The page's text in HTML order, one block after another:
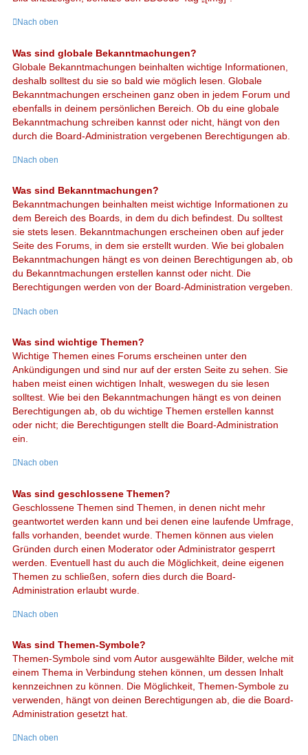
Nach oben
Was sind globale Bekanntmachungen?
Globale Bekanntmachungen beinhalten wichtige Informationen,
deshalb solltest du sie so bald wie möglich lesen. Globale
Bekanntmachungen erscheinen ganz oben in jedem Forum und
ebenfalls in deinem persönlichen Bereich. Ob du eine globale
Bekanntmachung schreiben kannst oder nicht, hängt von den
durch die Board-Administration vergebenen Berechtigungen ab.
Nach oben
Was sind Bekanntmachungen?
Bekanntmachungen beinhalten meist wichtige Informationen zu
dem Bereich des Boards, in dem du dich befindest. Du solltest
sie stets lesen. Bekanntmachungen erscheinen oben auf jeder
Seite des Forums, in dem sie erstellt wurden. Wie bei globalen
Bekanntmachungen hängt es von deinen Berechtigungen ab, ob
du Bekanntmachungen erstellen kannst oder nicht. Die
Berechtigungen werden von der Board-Administration vergeben.
Nach oben
Was sind wichtige Themen?
Wichtige Themen eines Forums erscheinen unter den
Ankündigungen und sind nur auf der ersten Seite zu sehen. Sie
haben meist einen wichtigen Inhalt, weswegen du sie lesen
solltest. Wie bei den Bekanntmachungen hängt es von deinen
Berechtigungen ab, ob du wichtige Themen erstellen kannst
oder nicht; die Berechtigungen stellt die Board-Administration
ein.
Nach oben
Was sind geschlossene Themen?
Geschlossene Themen sind Themen, in denen nicht mehr
geantwortet werden kann und bei denen eine laufende Umfrage,
falls vorhanden, beendet wurde. Themen können aus vielen
Gründen durch einen Moderator oder Administrator gesperrt
werden. Eventuell hast du auch die Möglichkeit, deine eigenen
Themen zu schließen, sofern dies durch die Board-
Administration erlaubt wurde.
Nach oben
Was sind Themen-Symbole?
Themen-Symbole sind vom Autor ausgewählte Bilder, welche mit
einem Thema in Verbindung stehen können, um dessen Inhalt
kennzeichnen zu können. Die Möglichkeit, Themen-Symbole zu
verwenden, hängt von deinen Berechtigungen ab, die die Board-
Administration gesetzt hat.
Nach oben